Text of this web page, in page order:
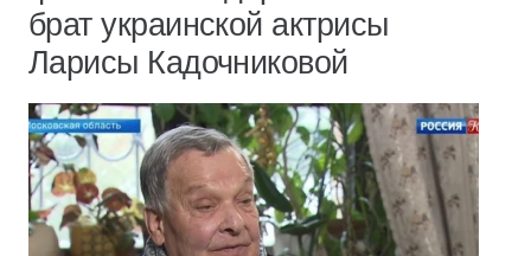
брат украинской актрисы
Ларисы Кадочниковой